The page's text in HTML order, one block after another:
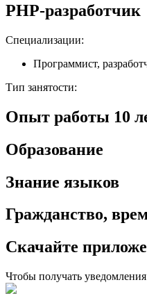
PHP-разработчик
Специализации:
Программист,
Тип занятости:
Опыт работы 10
Образование
Знание языков
Гражданство,
Скачайте
Чтобы получать